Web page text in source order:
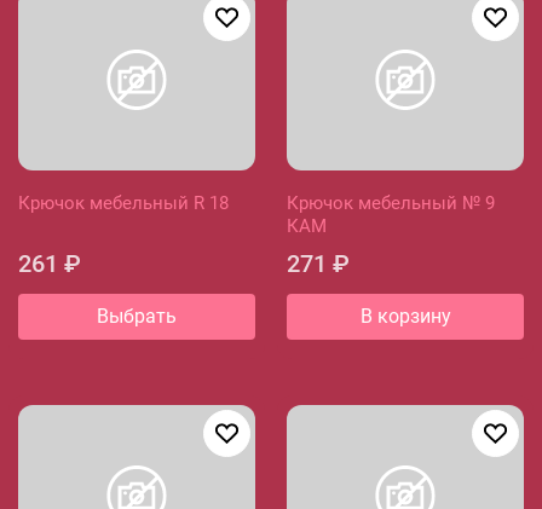
Крючок мебельный R 18
261 ₽
Выбрать
Крючок мебельный № 9
КАМ
271 ₽
В корзину